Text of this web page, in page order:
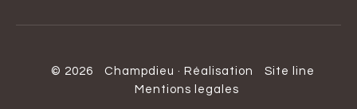
© 2026 Champdieu · Réalisation
Site line
Mentions legales